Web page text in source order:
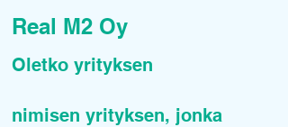
Real M2 Oy
Oletko yrityksen
nimisen yrityksen, jonka